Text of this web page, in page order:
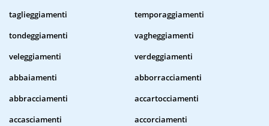
taglieggiamenti
temporaggiamenti
tondeggiamenti
vagheggiamenti
veleggiamenti
verdeggiamenti
abbaiamenti
abborracciamenti
abbracciamenti
accartocciamenti
accasciamenti
accorciamenti